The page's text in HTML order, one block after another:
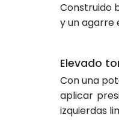
Construido
y un agarre
Elevado
Con una
aplicar
izquierdas